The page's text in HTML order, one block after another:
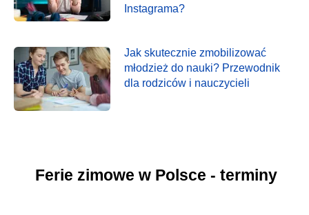
Instagrama?
Jak skutecznie zmobilizować
młodzież do nauki? Przewodnik
dla rodziców i nauczycieli
Ferie zimowe w Polsce - terminy